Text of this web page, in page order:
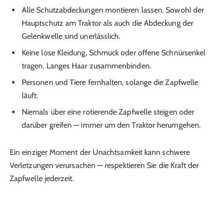
Alle Schutzabdeckungen montieren lassen. Sowohl der
Hauptschutz am Traktor als auch die Abdeckung der
Gelenkwelle sind unerlässlich.
Keine lose Kleidung, Schmuck oder offene Schnürsenkel
tragen. Langes Haar zusammenbinden.
Personen und Tiere fernhalten, solange die Zapfwelle
läuft.
Niemals über eine rotierende Zapfwelle steigen oder
darüber greifen — immer um den Traktor herumgehen.
Ein einziger Moment der Unachtsamkeit kann schwere
Verletzungen verursachen — respektieren Sie die Kraft der
Zapfwelle jederzeit.